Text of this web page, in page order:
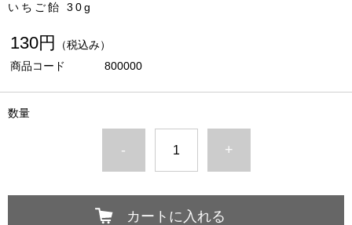
いちご飴 30g
130円
（税込み）
商品コード
800000
数量
- +
カートに入れる